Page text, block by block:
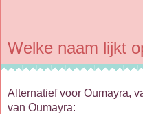
Welke naam lijkt
Alternatief voor Oumayra,
van Oumayra: